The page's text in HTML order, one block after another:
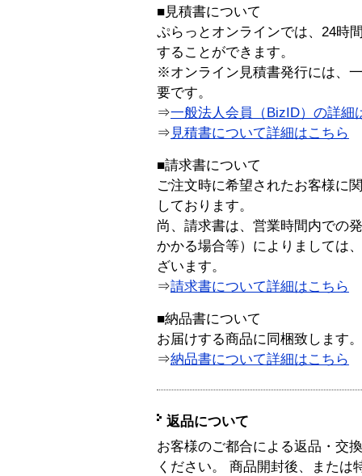
■見積書について
ぷらっとオンラインでは、24時
することができます。
※オンライン見積書発行には、
要です。
⇒一般法人会員（BizID）の詳細
⇒ 見積書について詳細はこちら
■請求書について
ご注文時に希望されたお客様に
しております。
尚、請求書は、営業時間内での
かかる場合等）によりましては
ざいます。
⇒請求書について詳細はこちら
■納品書について
お届けする商品に同梱致します。
⇒納品書について詳細はこちら
返品について
お客様のご都合による返品・交
ください。 商品開封後、または